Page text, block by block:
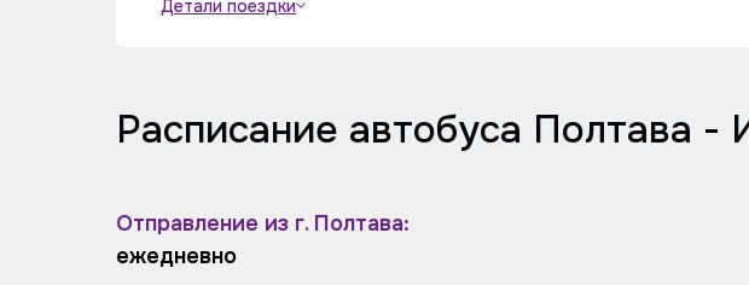
Детали поездки
Расписание автобуса Полтава -
Отправление из г. Полтава:
ежедневно